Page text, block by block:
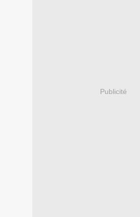
Publicité